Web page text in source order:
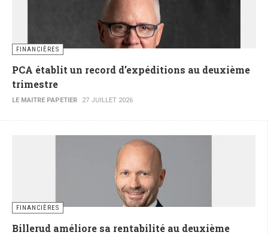
FINANCIÈRES
PCA établit un record d’expéditions au deuxième
trimestre
LE MAITRE PAPETIER 27 JUILLET 2026
FINANCIÈRES
Billerud améliore sa rentabilité au deuxième